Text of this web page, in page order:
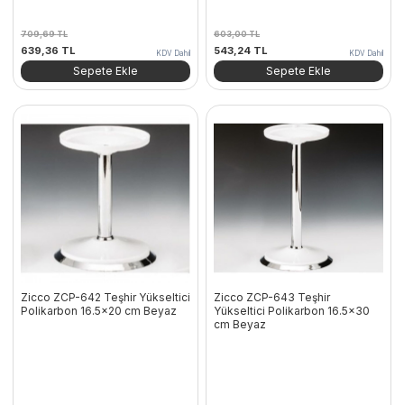
709,69TL
Orijinal
fiyat:
709,69 TL.
639,36 TLŞu
andaki
fiyat:
KDV Dahil
Sepete Ekle
603,00TL
Orijinal
fiyat:
603,00 TL.
543,24 TL
andaki
fiyat:
KDV Dahil
Sepete Ekle
Zicco ZCP-642 Teşhir Yükseltici
Polikarbon 16.5×20 cm Beyaz
Zicco ZCP-643 Teşhir
Yükseltici Polikarbon 16.5×30
cm Beyaz